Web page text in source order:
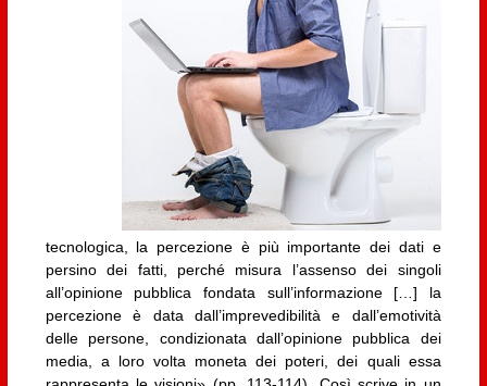
tecnologica, la percezione è più importante dei dati e
persino dei fatti, perché misura l’assenso dei singoli
all’opinione pubblica fondata sull’informazione […] la
percezione è data dall’imprevedibilità e dall’emotività
delle persone, condizionata dall’opinione pubblica dei
media, a loro volta moneta dei poteri, dei quali essa